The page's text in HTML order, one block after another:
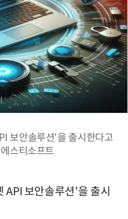
보안솔루션'을 출시한다고
스티소프트
보안솔루션'을 출시